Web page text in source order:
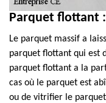
Parquet flottant
Le parquet massif a
parquet flottant qui est
parquet flottant a la
cas où le parquet est
ou de vitrifier le